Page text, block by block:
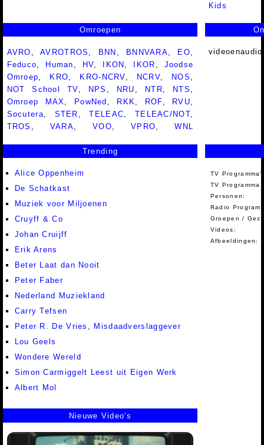
Kids
Omroepen
AVRO ,AVROTROS , BNN , BNNVARA, EO,
Feduco, Human , HV, IKON , IKOR , Joodse
Omroep, KRO, KRO-NCRV, NCRV, NOS ,
NOT School TV, NPS , NRU , NTR, NTS ,
Omroep MAX, PowNed , RKK, ROF, RVU,
Socutera, STER ,TELEAC, TELEAC/NOT,
TROS , VARA,VOO,VPRO,WNL
Trending
Alice Oppenheim
De Schatkast
Muziek voor Miljoenen
Cruyff & Co
Johan Cruijff
Erik Arens
Beter Laat dan Nooit
Peter Faber
Nederland Muziekland
Carry Tefsen
Peter R. De Vries, Misdaadverslaggever
Lou Geels
Wondere Wereld
Simon Carmiggelt Leest uit Eigen Werk
Albert Mol
TV
TV Programma
Personen:
Radio
Groepen /
Videos:
Afbeeldingen:
Nieuwe Video's